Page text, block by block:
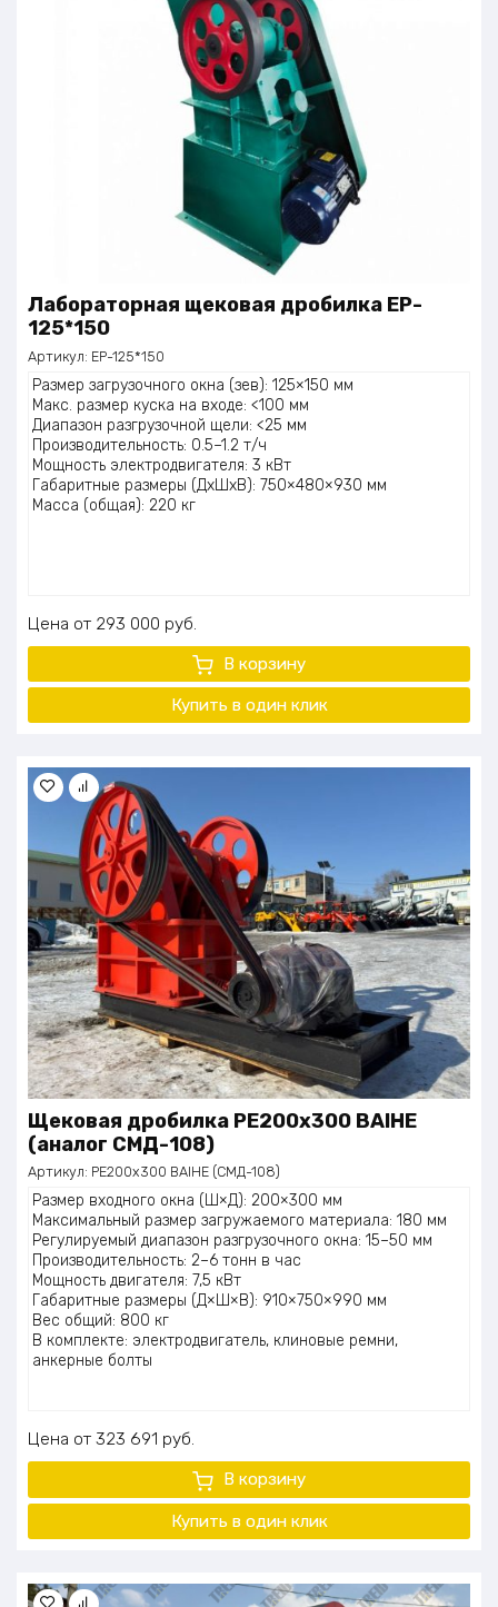
Лабораторная щековая дробилка EP-
125*150
Артикул: EP-125*150
Размер загрузочного окна (зев): 125×150 мм
Макс. размер куска на входе: <100 мм
Диапазон разгрузочной щели: <25 мм
Производительность: 0.5–1.2 т/ч
Мощность электродвигателя: 3 кВт
Габаритные размеры (ДхШхВ): 750×480×930 мм
Масса (общая): 220 кг
Цена 293 000 руб.
В корзину
Купить в один клик
Щековая дробилка PE200x300 BAIHE
(аналог СМД-108)
Артикул: PE200x300 BAIHE (СМД-108)
Размер входного окна (Ш×Д): 200×300 мм
Максимальный размер загружаемого материала: 180 мм
Регулируемый диапазон разгрузочного окна: 15–50 мм
Производительность: 2–6 тонн в час
Мощность двигателя: 7,5 кВт
Габаритные размеры (Д×Ш×В): 910×750×990 мм
Вес общий: 800 кг
В комплекте: электродвигатель, клиновые ремни,
анкерные болты
Цена 323 691 руб.
В корзину
Купить в один клик